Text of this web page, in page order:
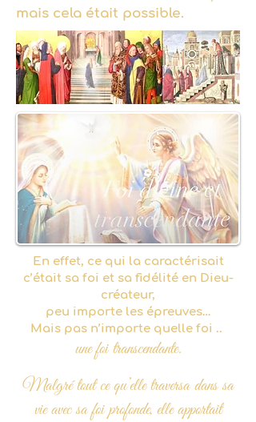
mais cela était possible.
En effet, ce qui la caractérisait
c’était sa foi et sa fidélité en Dieu-
créateur,
peu importe les épreuves…
Mais pas n’importe quelle foi ..
une foi transcendante.
Malgré tout ce qu’elle traversa dans sa
vie avec sa foi profonde, elle apportait